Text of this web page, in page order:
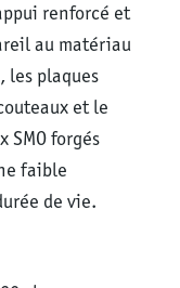
renforcé et
au matériau
les plaques
et le
SMO forgés
faible
de vie.